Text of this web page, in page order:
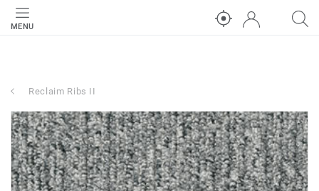
MENU
Reclaim Ribs II